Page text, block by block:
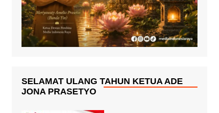
SELAMAT ULANG TAHUN KETUA ADE
JONA PRASETYO